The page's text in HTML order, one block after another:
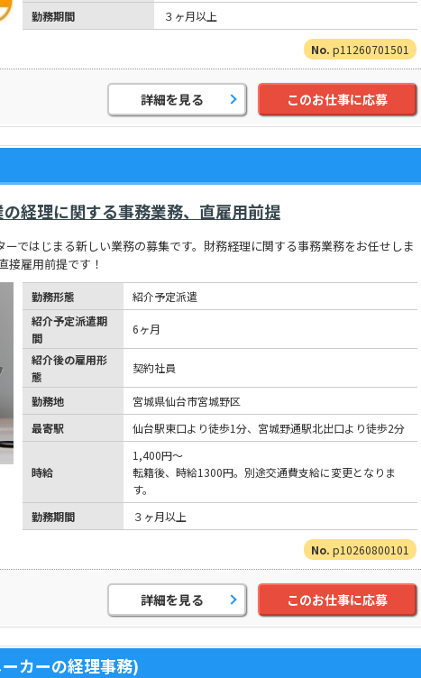
勤務期間
３ヶ月以上
p11260701501
詳細を見る このお仕事に応募
の経理に関する事務業務、直雇用前提
ーではじまる新しい業務の募集です。財務経理に関する事務業務をお任せしま
接雇用前提です！
勤務形態
紹介予定派遣
紹介予定派遣期
間
6ヶ月
紹介後の雇用形
態
契約社員
勤務地
宮城県仙台市宮城野区
最寄駅
仙台駅東口より徒歩1分、宮城野通駅北出口より徒歩2分
時給
1,400円～
転籍後、時給1300円。別途交通費支給に変更となりま
す。
勤務期間
３ヶ月以上
p10260800101
詳細を見る このお仕事に応募
カーの経理事務)